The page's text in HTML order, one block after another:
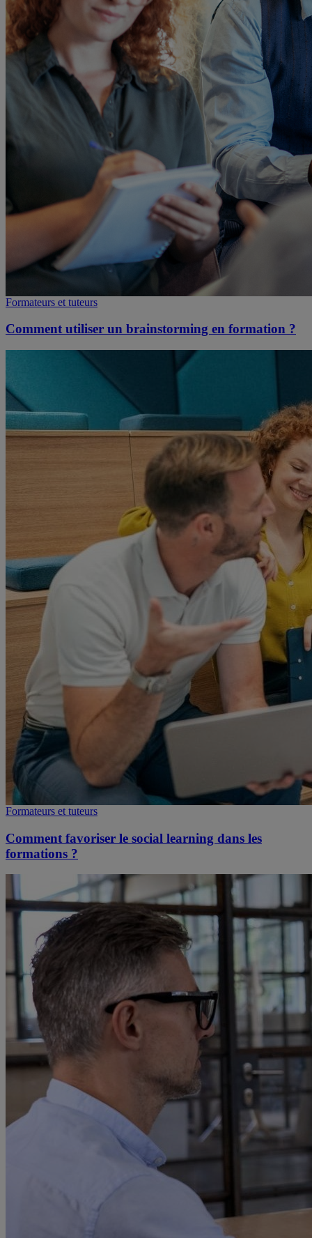
Formateurs et tuteurs
Comment utiliser un brainstorming en formation ?
Formateurs et tuteurs
Comment favoriser le social learning dans les
formations ?